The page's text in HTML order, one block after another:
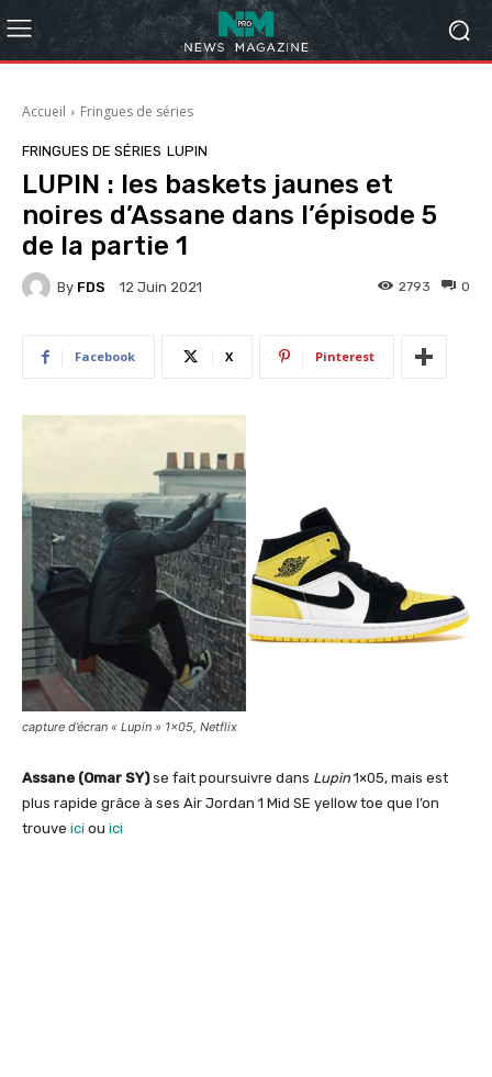
Accueil Fringues de séries
FRINGUES DE SÉRIES LUPIN
LUPIN : les baskets jaunes et
noires d’Assane dans l’épisode 5
de la partie 1
By FDS 12 Juin 2021 0
2793
Facebook X Pinterest
capture d’écran « Lupin » 1×05, Netflix
Assane (Omar SY)se fait poursuivre dans Lupin 1×05, mais est
plus rapide grâce à ses Air Jordan 1 Mid SE yellow toe que l’on
trouve ici ou ici